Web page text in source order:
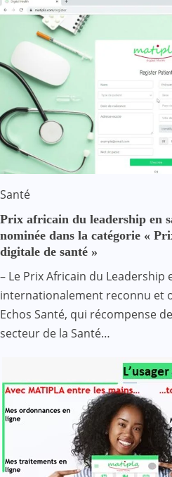
Santé
Prix africain du leadership en
nominée dans la catégorie «
digitale de santé »
– Le Prix Africain du Leadership
internationalement reconnu et
Echos Santé, qui récompense
secteur de la Santé…